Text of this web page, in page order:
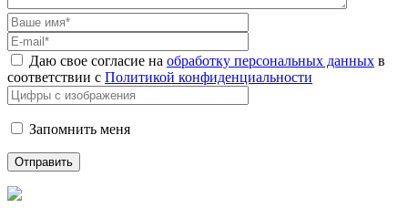
Даю свое согласие на обработку персональных данных в
соответствии с Политикой конфиденциальности
Запомнить меня